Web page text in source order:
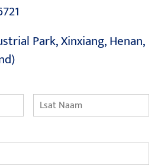
Park, Xinxiang, Henan,